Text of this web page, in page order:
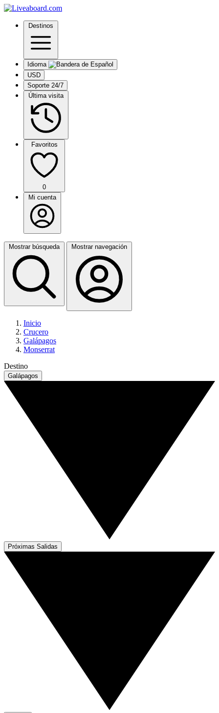
Destinos
Idioma
USD
Soporte 24/7
Última visita
Favoritos
0
Mi cuenta
Mostrar búsqueda Mostrar navegación
Inicio
Crucero
Galápagos
Monserrat
Destino
Galápagos
Próximas Salidas